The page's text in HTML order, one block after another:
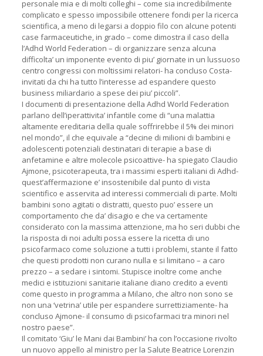
personale mia e di molti colleghi – come sia incredibilmente
complicato e spesso impossibile ottenere fondi per la ricerca
scientifica, a meno di legarsi a doppio filo con alcune potenti
case farmaceutiche, in grado – come dimostra il caso della
l’Adhd World Federation – di organizzare senza alcuna
difficolta’ un imponente evento di piu’ giornate in un lussuoso
centro congressi con moltissimi relatori- ha concluso Costa-
invitati da chi ha tutto l’interesse ad espandere questo
business miliardario a spese dei piu’ piccoli”.
I documenti di presentazione della Adhd World Federation
parlano dell’iperattivita’ infantile come di “una malattia
altamente ereditaria della quale soffrirebbe il 5% dei minori
nel mondo”, il che equivale a “decine di milioni di bambini e
adolescenti potenziali destinatari di terapie a base di
anfetamine e altre molecole psicoattive- ha spiegato Claudio
Ajmone, psicoterapeuta, tra i massimi esperti italiani di Adhd-
quest’affermazione e’ insostenibile dal punto di vista
scientifico e asservita ad interessi commerciali di parte. Molti
bambini sono agitati o distratti, questo puo’ essere un
comportamento che da’ disagio e che va certamente
considerato con la massima attenzione, ma ho seri dubbi che
la risposta di noi adulti possa essere la ricetta di uno
psicofarmaco come soluzione a tutti i problemi, stante il fatto
che questi prodotti non curano nulla e si limitano – a caro
prezzo – a sedare i sintomi. Stupisce inoltre come anche
medici e istituzioni sanitarie italiane diano credito a eventi
come questo in programma a Milano, che altro non sono se
non una ‘vetrina’ utile per espandere surrettiziamente- ha
concluso Ajmone- il consumo di psicofarmaci tra minori nel
nostro paese”.
Il comitato ‘Giu’ le Mani dai Bambini’ ha con l’occasione rivolto
un nuovo appello al ministro per la Salute Beatrice Lorenzin